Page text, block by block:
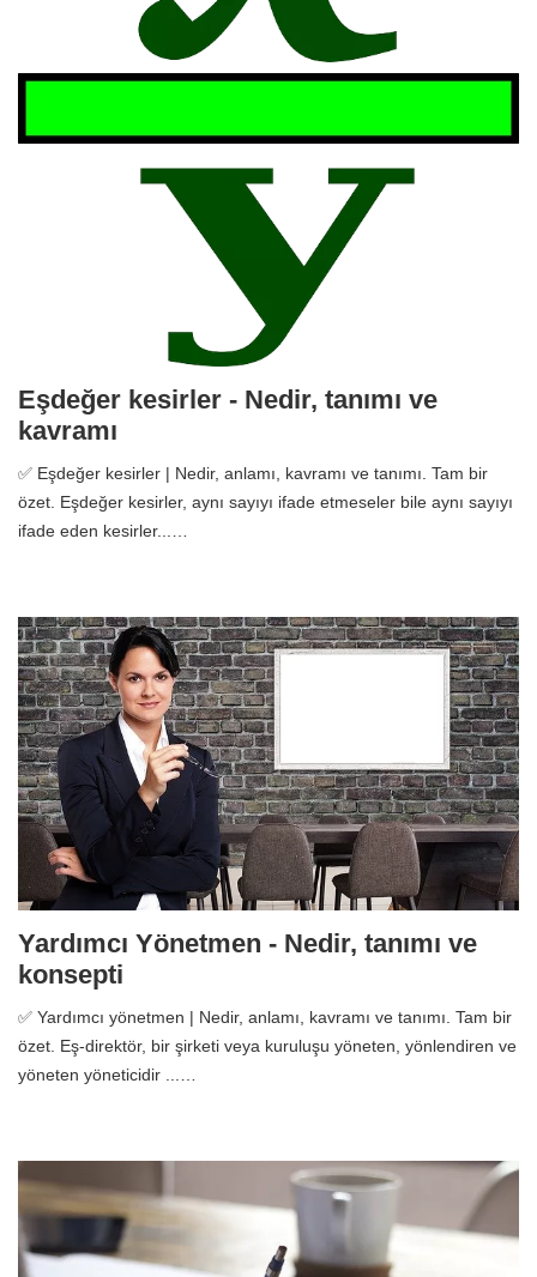
Eşdeğer kesirler - Nedir, tanımı ve
kavramı
✅ Eşdeğer kesirler | Nedir, anlamı, kavramı ve tanımı. Tam bir
özet. Eşdeğer kesirler, aynı sayıyı ifade etmeseler bile aynı sayıyı
ifade eden kesirler...…
Yardımcı Yönetmen - Nedir, tanımı ve
konsepti
✅ Yardımcı yönetmen | Nedir, anlamı, kavramı ve tanımı. Tam bir
özet. Eş-direktör, bir şirketi veya kuruluşu yöneten, yönlendiren ve
yöneten yöneticidir ...…